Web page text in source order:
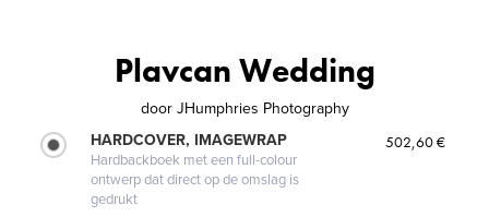
Plavcan Wedding
door JHumphries Photography
HARDCOVER, IMAGEWRAP
Hardbackboek met een full-colour
ontwerp dat direct op de omslag is
gedrukt
502,60 €